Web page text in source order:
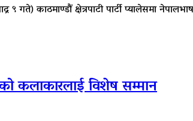
गते) काठमाण्डौं क्षेत्रपाटी पार्टी प्यालेसमा
कलाकारलाई विशेष सम्मान